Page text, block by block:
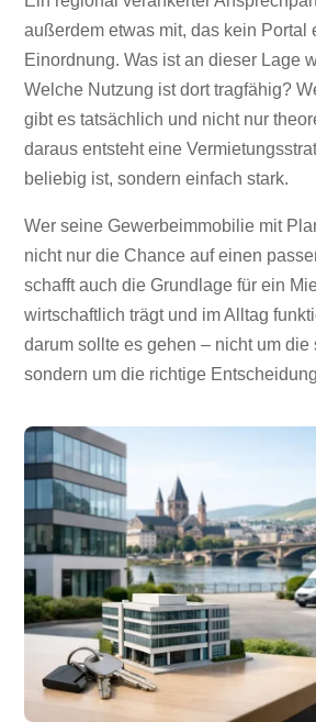
außerdem etwas mit, das kein Portal
Einordnung. Was ist an dieser Lage
Welche Nutzung ist dort tragfähig?
gibt es tatsächlich und nicht nur
daraus entsteht eine
beliebig ist, sondern einfach stark.
Wer seine Gewerbeimmobilie mit
nicht nur die Chance auf einen
schafft auch die Grundlage für ein
wirtschaftlich trägt und im Alltag
darum sollte es gehen – nicht um die
sondern um die richtige